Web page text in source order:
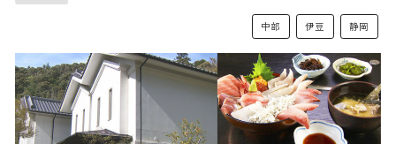
中部 伊豆 静岡